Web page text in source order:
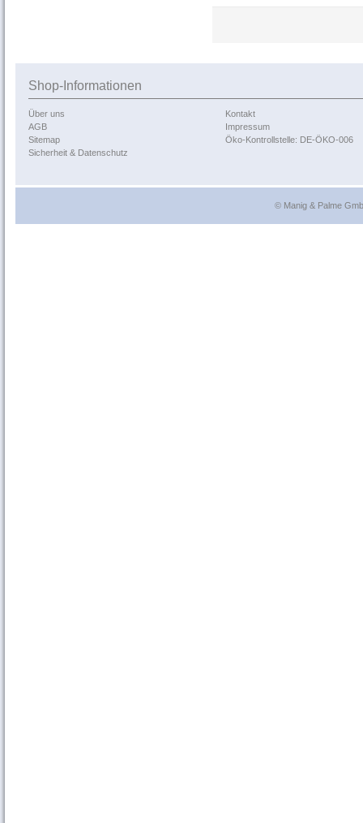
Shop-Informationen
Über uns
AGB
Sitemap
Sicherheit & Datenschutz
Kontakt
Impressum
Öko-Kontrollstelle: DE-ÖKO-006
© Manig & Palme